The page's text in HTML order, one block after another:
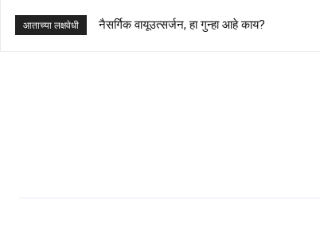
आताच्या लक्षवेधी नैसर्गिक वायूउत्सर्जन, हा गुन्हा आहे काय?